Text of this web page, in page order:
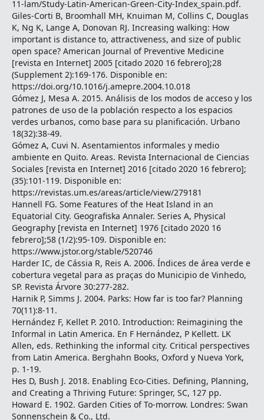
11-lam/Study-Latin-American-Green-City-Index_spain.pdf.
Giles-Corti B, Broomhall MH, Knuiman M, Collins C, Douglas
K, Ng K, Lange A, Donovan RJ. Increasing walking: How
important is distance to, attractiveness, and size of public
open space? American Journal of Preventive Medicine
[revista en Internet] 2005 [citado 2020 16 febrero];28
(Supplement 2):169-176. Disponible en:
https://doi.org/10.1016/j.amepre.2004.10.018
Gómez J, Mesa A. 2015. Análisis de los modos de acceso y los
patrones de uso de la población respecto a los espacios
verdes urbanos, como base para su planificación. Urbano
18(32):38-49.
Gómez A, Cuvi N. Asentamientos informales y medio
ambiente en Quito. Areas. Revista Internacional de Ciencias
Sociales [revista en Internet] 2016 [citado 2020 16 febrero];
(35):101-119. Disponible en:
https://revistas.um.es/areas/article/view/279181
Hannell FG. Some Features of the Heat Island in an
Equatorial City. Geografiska Annaler. Series A, Physical
Geography [revista en Internet] 1976 [citado 2020 16
febrero];58 (1/2):95-109. Disponible en:
https://www.jstor.org/stable/520746
Harder IC, de Cássia R, Reis A. 2006. Índices de área verde e
cobertura vegetal para as praças do Municipio de Vinhedo,
SP. Revista Árvore 30:277-282.
Harnik P, Simms J. 2004. Parks: How far is too far? Planning
70(11):8-11.
Hernández F, Kellet P. 2010. Introduction: Reimagining the
Informal in Latin America. En F Hernández, P Kellett. LK
Allen, eds. Rethinking the informal city. Critical perspectives
from Latin America. Berghahn Books, Oxford y Nueva York,
p. 1-19.
Hes D, Bush J. 2018. Enabling Eco-Cities. Defining, Planning,
and Creating a Thriving Future: Springer, SC, 127 pp.
Howard E. 1902. Garden Cities of To-morrow. Londres: Swan
Sonnenschein & Co., Ltd.